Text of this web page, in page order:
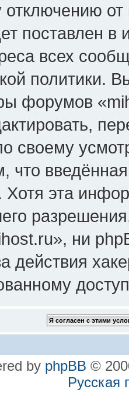
поставлен в
всех
политики.
форумов
своему
что
Хотя эта
ни
действия
by phpBB ©
Русская